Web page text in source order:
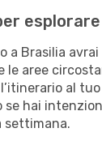
a Brasilia
le aree
al tuo
hai
settimana.